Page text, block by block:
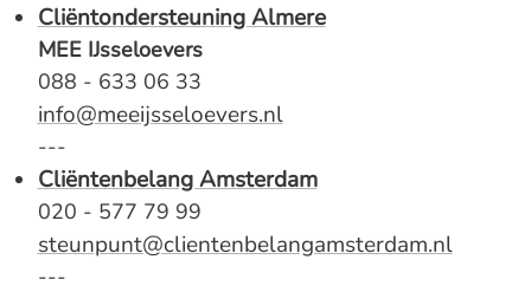
Cliëntondersteuning Almere
MEE IJsseloevers
088 - 633 06 33
info@meeijsseloevers.nl
---
Cliëntenbelang Amsterdam
020 - 577 79 99
steunpunt@clientenbelangamsterdam.nl
---